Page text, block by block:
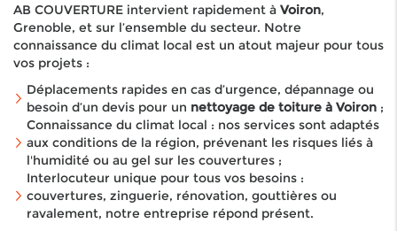
AB COUVERTURE intervient rapidement à Voiron,
Grenoble, et sur l’ensemble du secteur. Notre
connaissance du climat local est un atout majeur pour tous
vos projets :
Déplacements rapides en cas d’urgence, dépannage ou
besoin d’un devis pour un nettoyage de toiture à Voiron ;
Connaissance du climat local : nos services sont adaptés
aux conditions de la région, prévenant les risques liés à
l'humidité ou au gel sur les couvertures ;
Interlocuteur unique pour tous vos besoins :
couvertures, zinguerie, rénovation, gouttières ou
ravalement, notre entreprise répond présent.